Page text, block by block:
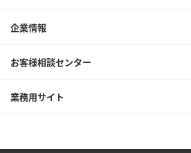
企業情報
お客様相談センター
業務用サイト